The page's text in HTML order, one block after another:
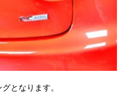
となります。